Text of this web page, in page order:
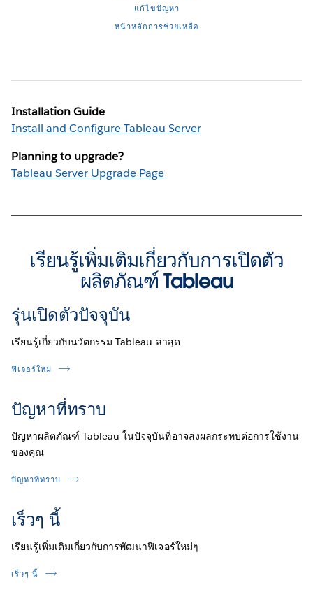
แก้ไขปัญหา
หน้าหลักการช่วยเหลือ
Installation Guide
Install and Configure Tableau Server
Planning to upgrade?
Tableau Server Upgrade Page
เรียนรู้เพิ่มเติมเกี่ยวกับการเปิดตัว
ผลิตภัณฑ์ Tableau
รุ่นเปิดตัวปัจจุบัน
เรียนรู้เกี่ยวกับนวัตกรรม Tableau ล่าสุด
ฟีเจอร์ใหม่
ปัญหาที่ทราบ
ปัญหาผลิตภัณฑ์ Tableau ในปัจจุบันที่อาจส่งผลกระทบต่อการใช้งาน
ของคุณ
ปัญหาที่ทราบ
เร็วๆ นี้
เรียนรู้เพิ่มเติมเกี่ยวกับการพัฒนาฟีเจอร์ใหม่ๆ
เร็วๆ นี้